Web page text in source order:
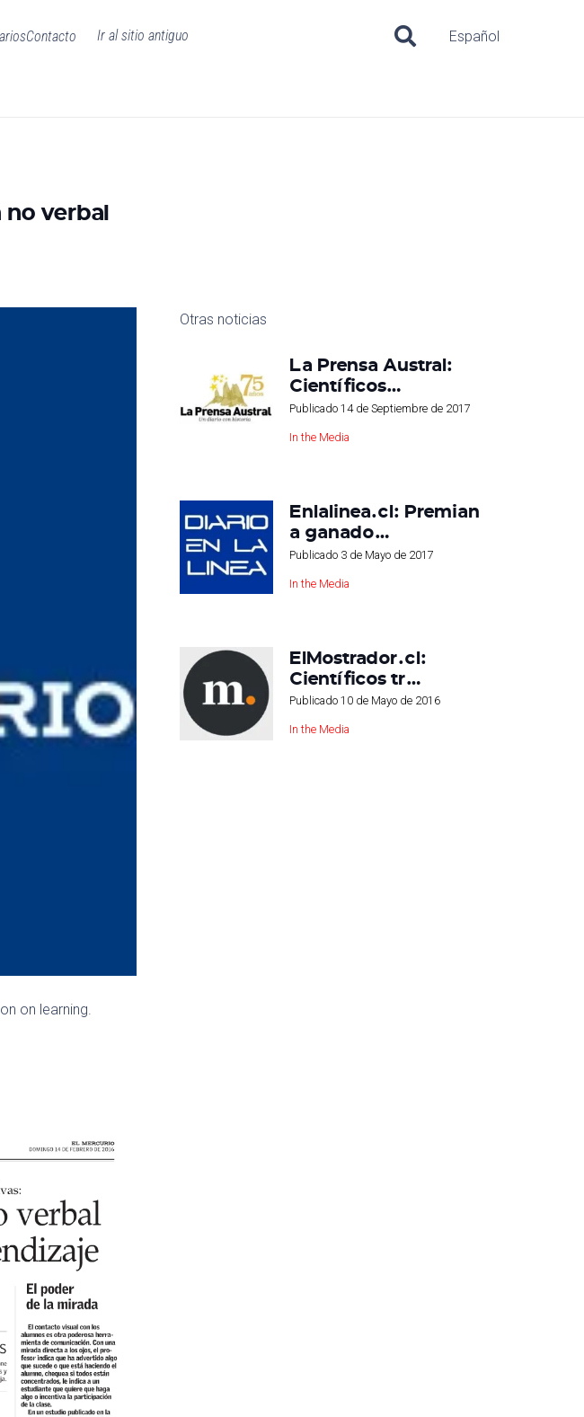
Contacto Ir al sitio antiguo Español
verbal
on learning.
Otras noticias
La Prensa Austral:
Científicos…
Publicado 14 de Septiembre de 2017
In the Media
Enlalinea.cl: Premian
a ganado…
Publicado 3 de Mayo de 2017
In the Media
ElMostrador.cl:
Científicos tr…
Publicado 10 de Mayo de 2016
In the Media